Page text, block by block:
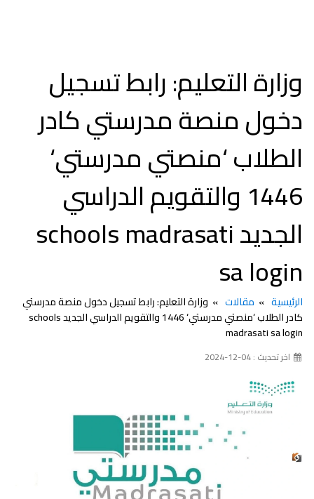
وزارة التعليم: رابط تسجيل
دخول منصة مدرستي كادر
الطلاب ‘منصتي مدرستي‘
1446 والتقويم الدراسي
الجديد schools madrasati
sa login
الرئيسية مقالات
وزارة التعليم: رابط تسجيل دخول منصة مدرستي
كادر الطلاب ‘منصتي مدرستي‘ 1446 والتقويم الدراسي الجديد schools
madrasati sa login
اخر تحديث : 04-12-2024